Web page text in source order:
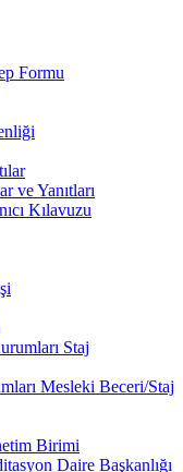
Formu
ve Yanıtları
Kılavuzu
Staj
Mesleki Beceri/Staj
Birimi
Daire Başkanlığı